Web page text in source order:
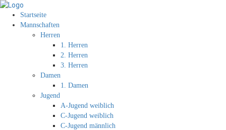
Startseite
Mannschaften
Herren
1. Herren
2. Herren
3. Herren
Damen
1. Damen
Jugend
A-Jugend weiblich
C-Jugend weiblich
C-Jugend männlich